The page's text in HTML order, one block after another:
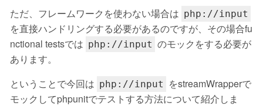
ただ、フレームワークを使わない場合は php://input
を直接ハンドリングする必要があるのですが、その場合fu
nctional testsでは php://input のモックをする必要が
あります。
ということで今回は php://input
をstreamWrapperで
モックしてphpunitでテストする方法について紹介しま